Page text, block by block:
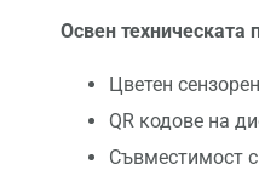
Освен техническата
Цветен
QR кодове на
Съвместимост